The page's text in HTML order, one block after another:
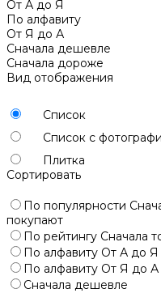
От А до Я
По алфавиту
От Я до А
Сначала дешевле
Сначала дороже
Вид отображения
Список
Список с
Плитка
Сортировать
По популярности
покупают
По рейтингу Сначала
По алфавиту От А до Я
По алфавиту От Я до А
Сначала дешевле